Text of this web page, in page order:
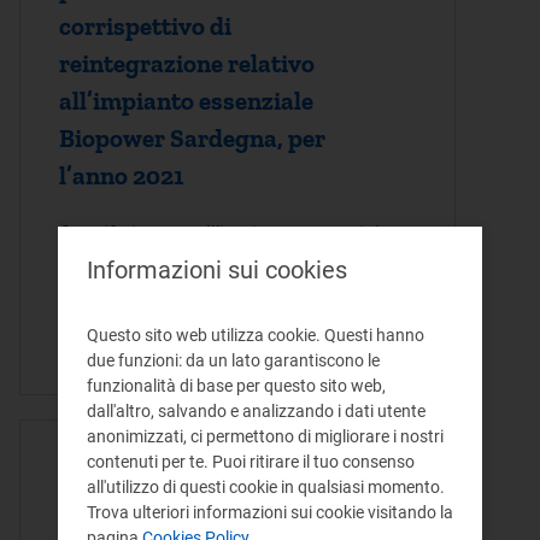
corrispettivo di
reintegrazione relativo
all’impianto essenziale
Biopower Sardegna, per
l’anno 2021
Con riferimento all’impianto essenziale
Biopower Sardegna di Alperia Trading
corrispettivo di reintegrazione per…
ATTO DELIBERA - 28/03/2023
Determinazioni sull’istanza
Informazioni sui cookies
Questo sito web utilizza cookie. Questi hanno
due funzioni: da un lato garantiscono le
funzionalità di base per questo sito web,
dall'altro, salvando e analizzando i dati utente
anonimizzati, ci permettono di migliorare i nostri
contenuti per te. Puoi ritirare il tuo consenso
all'utilizzo di questi cookie in qualsiasi momento.
Trova ulteriori informazioni sui cookie visitando la